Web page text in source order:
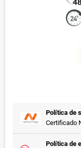
Política de
Certificado
Política de